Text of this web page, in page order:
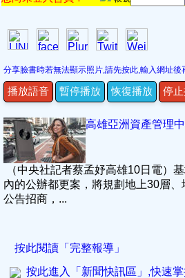
分享臉書時若無法顯示照片,請先按此,輸入網址
播放語音 暫停播放 恢復播放 停
高雄亞洲資產管理
（中央社記者蔡孟妤高雄10日電）
內的公辦都更案，將規劃地上30層
公告招商，...
按此閱讀「完整報導」
按此進入「新聞快訊區」,快速掌